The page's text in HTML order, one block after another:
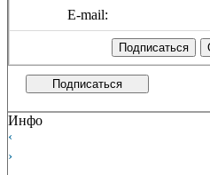
E-mail:
Подписаться
Инфо
‹
›